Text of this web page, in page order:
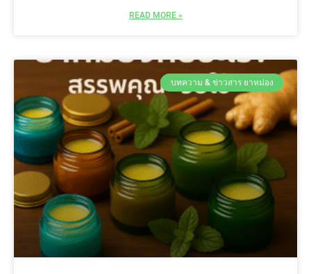
READ MORE »
บทความ & ข่าวสาร ยาหม่อง